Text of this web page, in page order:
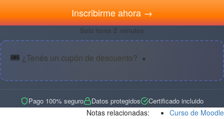
Inscribirme ahora →
Solo toma 2 minutos
🎟️ ¿Tenés un cupón de descuento? ▼
Pago 100% seguro Datos protegidos Certificado incluido
Notas relacionadas: Curso de Moodle